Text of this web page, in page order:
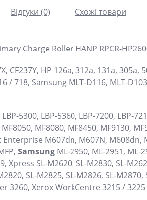
Відгуки (0) Схожі товари
Charge Roller HANP RPCR-
CF237Y, HP 126a, 312a, 131a, 305a,
/ 718, Samsung MLT-D116, MLT-
LBP-5300, LBP-5360, LBP-7200, LBP-
MF8080, MF8450, MF9130,
Enterprise M607dn, M607N, M608dn,
Samsung ML-2950, ML-2951, ML-
Xpress SL-M2620, SL-M2830, SL-
SL-M2825, SL-M2826, SL-M2870,
3260, Xerox WorkCentre 3215 / 3225